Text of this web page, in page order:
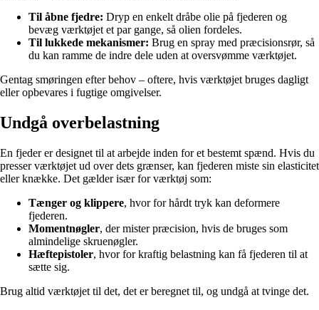
Til åbne fjedre: Dryp en enkelt dråbe olie på fjederen og
bevæg værktøjet et par gange, så olien fordeles.
Til lukkede mekanismer: Brug en spray med præcisionsrør, så
du kan ramme de indre dele uden at oversvømme værktøjet.
Gentag smøringen efter behov – oftere, hvis værktøjet bruges dagligt
eller opbevares i fugtige omgivelser.
Undgå overbelastning
En fjeder er designet til at arbejde inden for et bestemt spænd. Hvis du
presser værktøjet ud over dets grænser, kan fjederen miste sin elasticitet
eller knække. Det gælder især for værktøj som:
Tænger og klippere, hvor for hårdt tryk kan deformere
fjederen.
Momentnøgler, der mister præcision, hvis de bruges som
almindelige skruenøgler.
Hæftepistoler, hvor for kraftig belastning kan få fjederen til at
sætte sig.
Brug altid værktøjet til det, det er beregnet til, og undgå at tvinge det.